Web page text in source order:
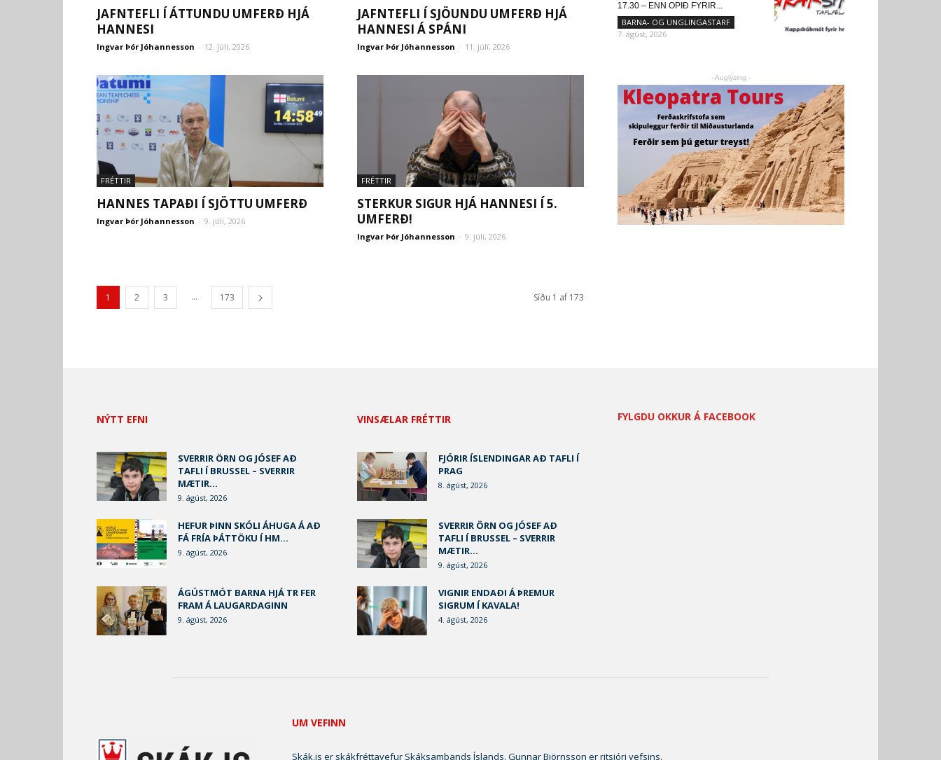
JAFNTEFLI Í ÁTTUNDU UMFERÐ HJÁ
HANNESI
Ingvar Þór Jóhannesson - 12. júlí, 2026
JAFNTEFLI Í SJÖUNDU UMFERÐ HJÁ
HANNESI Á SPÁNI
Ingvar Þór Jóhannesson - 11. júlí, 2026
FRÉTTIR
HANNES TAPAÐI Í SJÖTTU UMFERÐ
Ingvar Þór Jóhannesson - 9. júlí, 2026
FRÉTTIR
STERKUR SIGUR HJÁ HANNESI Í 5.
UMFERÐ!
Ingvar Þór Jóhannesson - 9. júlí, 2026
1 2 3 ... 173 Síðu 1 af 173
17.30 – ENN OPIÐ FYRIR...
BARNA- OG UNGLINGASTARF
7. ágúst, 2026
- Auglýsing -
NÝTT EFNI
SVERRIR ÖRN OG JÓSEF AÐ
TAFLI Í BRUSSEL – SVERRIR
MÆTIR...
9. ágúst, 2026
HEFUR ÞINN SKÓLI ÁHUGA Á AÐ
FÁ FRÍA ÞÁTTÖKU Í HM...
9. ágúst, 2026
ÁGÚSTMÓT BARNA HJÁ TR FER
FRAM Á LAUGARDAGINN
9. ágúst, 2026
VINSÆLAR FRÉTTIR
FJÓRIR ÍSLENDINGAR AÐ TAFLI Í
PRAG
8. ágúst, 2026
SVERRIR ÖRN OG JÓSEF AÐ
TAFLI Í BRUSSEL – SVERRIR
MÆTIR...
9. ágúst, 2026
VIGNIR ENDAÐI Á ÞREMUR
SIGRUM Í KAVALA!
4. ágúst, 2026
FYLGDU OKKUR Á FACEBOOK
UM VEFINN
Skák.is er skákfréttavefur Skáksambands Íslands. Gunnar Björnsson er ritsjóri vefsins.